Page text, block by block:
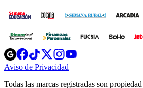
Opens
in
new
Opens
in
new
Opens
in
new
window
Opens
new
windowwindow
Aviso de Privacidad
new
Todas las marcas registradas son